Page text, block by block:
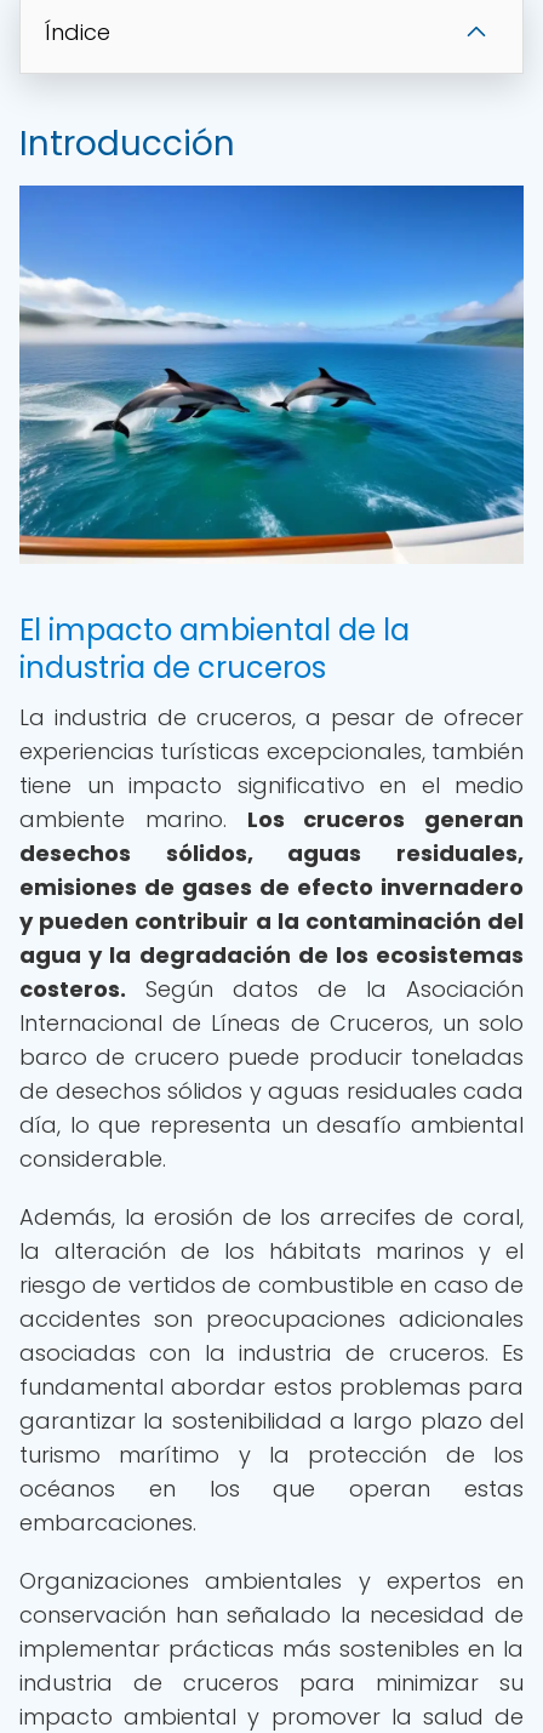
Índice
Introducción
El impacto ambiental de la
industria de cruceros
La industria de cruceros, a pesar de ofrecer
experiencias turísticas excepcionales, también
tiene un impacto significativo en el medio
ambiente marino. Los cruceros generan
desechos sólidos, aguas residuales,
emisiones de gases de efecto invernadero
y pueden contribuir a la contaminación del
agua y la degradación de los ecosistemas
costeros. Según datos de la Asociación
Internacional de Líneas de Cruceros, un solo
barco de crucero puede producir toneladas
de desechos sólidos y aguas residuales cada
día, lo que representa un desafío ambiental
considerable.
Además, la erosión de los arrecifes de coral,
la alteración de los hábitats marinos y el
riesgo de vertidos de combustible en caso de
accidentes son preocupaciones adicionales
asociadas con la industria de cruceros. Es
fundamental abordar estos problemas para
garantizar la sostenibilidad a largo plazo del
turismo marítimo y la protección de los
océanos en los que operan estas
embarcaciones.
Organizaciones ambientales y expertos en
conservación han señalado la necesidad de
implementar prácticas más sostenibles en la
industria de cruceros para minimizar su
impacto ambiental y promover la salud de